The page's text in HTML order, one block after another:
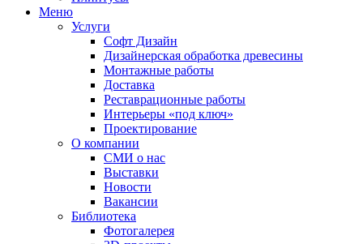
Меню
Услуги
Софт Дизайн
Дизайнерская обработка древесины
Монтажные работы
Доставка
Реставрационные работы
Интерьеры «под ключ»
Проектирование
О компании
СМИ о нас
Выставки
Новости
Вакансии
Библиотека
Фотогалерея